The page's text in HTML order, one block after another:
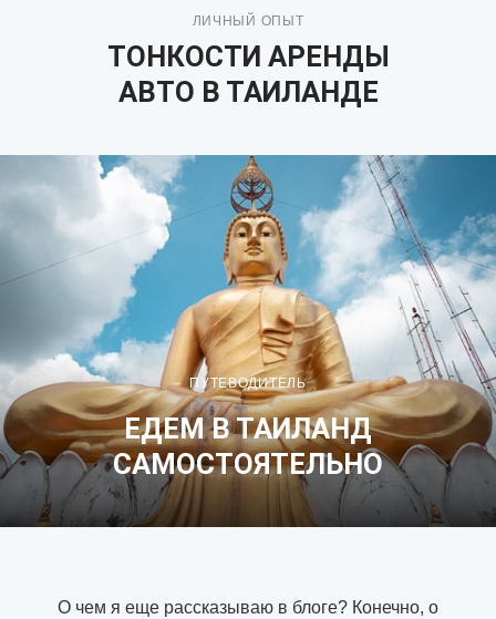
ПУТЕВОДИТЕЛЬ
ЕДЕМ В ТАИЛАНД
САМОСТОЯТЕЛЬНО
ЛИЧНЫЙ ОПЫТ
ТОНКОСТИ АРЕНДЫ
АВТО В ТАИЛАНДЕ
О чем я еще рассказываю в блоге? Конечно, о